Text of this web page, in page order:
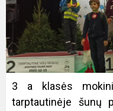
3 a klasės
tarptautinėje šunų